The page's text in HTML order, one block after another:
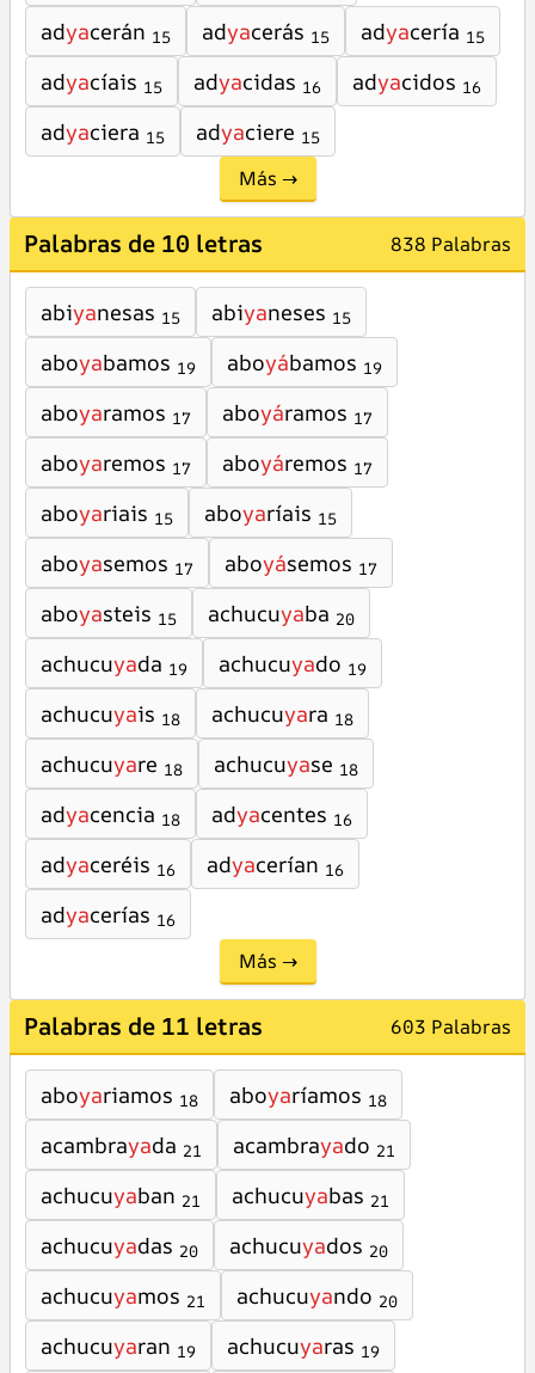
adyacerán 15 adyacerás 15 adyacería 15
adyacíais 15 adyacidas 16 adyacidos 16
adyaciera 15 adyaciere 15
Más →
Palabras de 10 letras 838 Palabras
abiyanesas 15 abiyaneses 15
aboyabamos 19 aboyábamos 19
aboyaramos 17 aboyáramos 17
aboyaremos 17 aboyáremos 17
aboyariais 15 aboyaríais 15
aboyasemos 17 aboyásemos 17
aboyasteis 15 achucuyaba 20
achucuyada 19 achucuyado 19
achucuyais 18 achucuyara 18
achucuyare 18 achucuyase 18
adyacencia 18 adyacentes 16
adyaceréis 16 adyacerían 16
adyacerías 16
Más →
Palabras de 11 letras 603 Palabras
aboyariamos 18 aboyaríamos 18
acambrayada 21 acambrayado 21
achucuyaban 21 achucuyabas 21
achucuyadas 20 achucuyados 20
achucuyamos 21 achucuyando 20
achucuyaran 19 achucuyaras 19